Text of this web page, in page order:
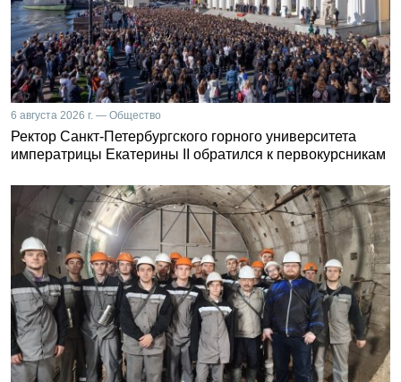
6 августа 2026 г. — Общество
Ректор Санкт-Петербургского горного университета
императрицы Екатерины II обратился к первокурсникам